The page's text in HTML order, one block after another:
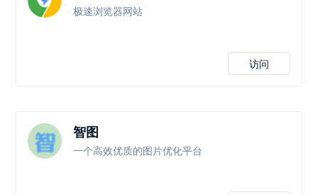
极速浏览器网站
访问
智图
一个高效优质的图片优化平台